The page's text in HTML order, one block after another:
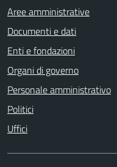
Aree amministrative
Documenti e dati
Enti e fondazioni
Organi di governo
Personale amministrativo
Politici
Uffici